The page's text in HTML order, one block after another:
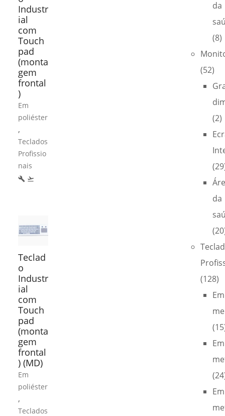
Industr
ial
com
Touch
pad
(monta
gem
frontal
)
Em
poliéster
,
Teclados
Profissio
nais
build flight_takeoff
Teclad
o
Industr
ial
com
Touch
pad
(monta
gem
frontal
) (MD)
Em
poliéster
,
Teclados
da
(8)
(52)
(2)
da
(128)
Em
Em
Em